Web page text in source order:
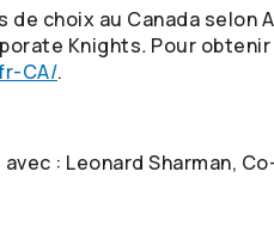
de choix au Canada selon
Knights. Pour
CA/.
: Leonard Sharman,